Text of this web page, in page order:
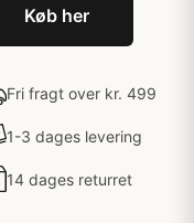
Køb her
Fri fragt over kr. 499
1-3 dages levering
14 dages returret